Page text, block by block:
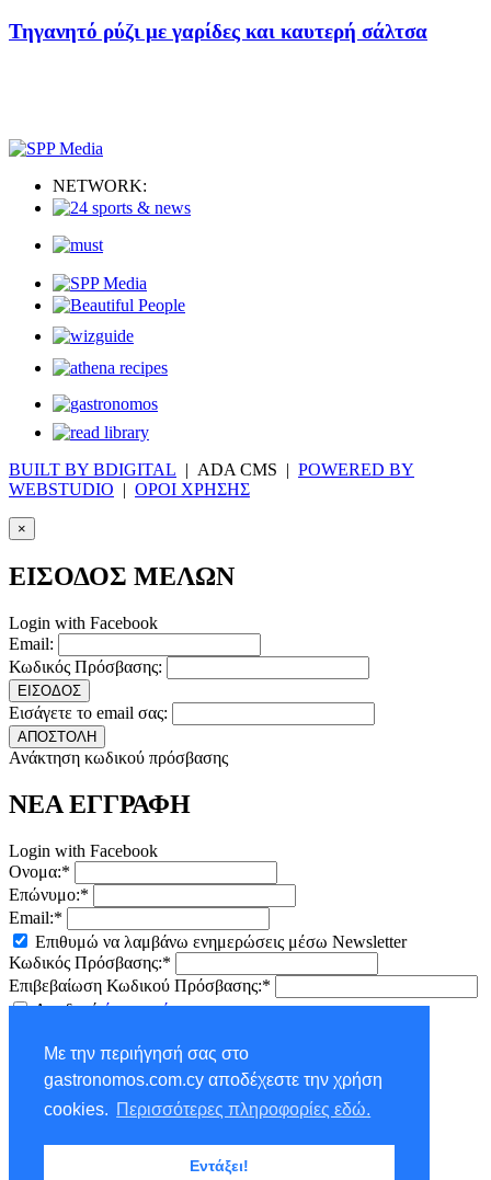
Με την περιήγησή σας στο
gastronomos.com.cy αποδέχεστε την χρήση
cookies. Περισσότερες πληροφορίες εδώ.
Εντάξει!
Τηγανητό ρύζι με γαρίδες και καυτερή σάλτσα
NETWORK:
BUILT BY BDIGITAL | ADA CMS | POWERED BY
WEBSTUDIO | ΟΡΟΙ ΧΡΗΣΗΣ
×
ΕΙΣΟΔΟΣ ΜΕΛΩΝ
Login with Facebook
Email:
Κωδικός Πρόσβασης:
ΕΙΣΟΔΟΣ
Εισάγετε το email σας:
ΑΠΟΣΤΟΛΗ
Ανάκτηση κωδικού πρόσβασης
ΝΕΑ ΕΓΓΡΑΦΗ
Login with Facebook
Ονομα:*
Επώνυμο:*
Email:*
Επιθυμώ να λαμβάνω ενημερώσεις μέσω Newsletter
Κωδικός Πρόσβασης:*
Επιβεβαίωση Κωδικού Πρόσβασης:*
Αποδοχήόρων χρήσης
NEWSLETTER - ΕΓΓΡΑΦΗ
Ονομα:*